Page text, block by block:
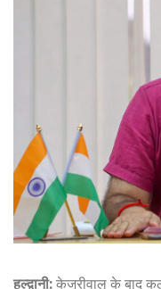
हल्द्वानी:केजरीवाल के बाद कल